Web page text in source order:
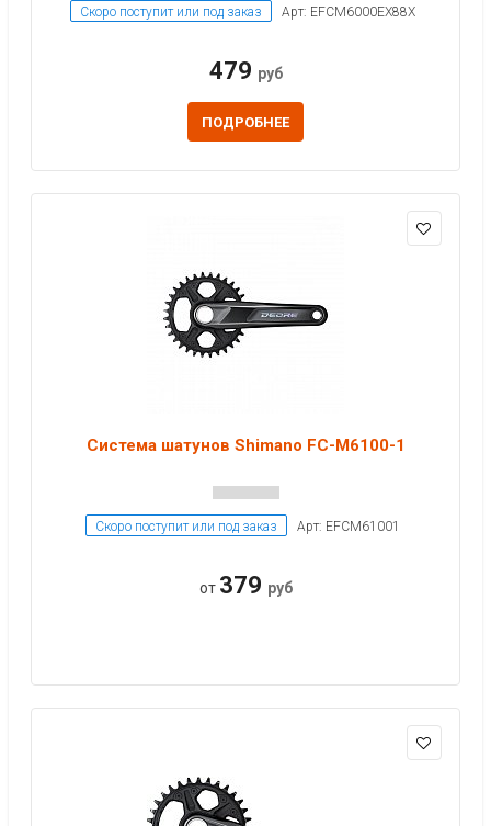
Скоро поступит или под заказ Арт: EFCM6000EX88X
479 руб
ПОДРОБНЕЕ
Система шатунов Shimano FC-M6100-1
Скоро поступит или под заказ Арт: EFCM61001
от 379 руб